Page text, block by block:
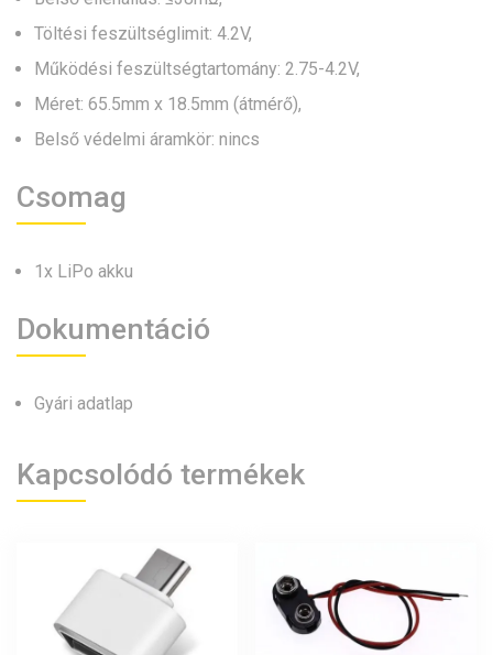
Töltési feszültséglimit: 4.2V,
Működési feszültségtartomány: 2.75-4.2V,
Méret: 65.5mm x 18.5mm (átmérő),
Belső védelmi áramkör: nincs
Csomag
1x LiPo akku
Dokumentáció
Gyári adatlap
Kapcsolódó termékek